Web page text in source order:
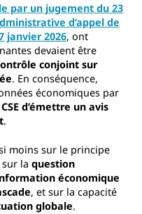
par un jugement du 23
d’appel de
janvier 2026, ont
devaient être
conjoint sur
. En conséquence,
économiques par
d’émettre un avis
.
moins sur le principe
la question
économique
, et sur la capacité
globale.